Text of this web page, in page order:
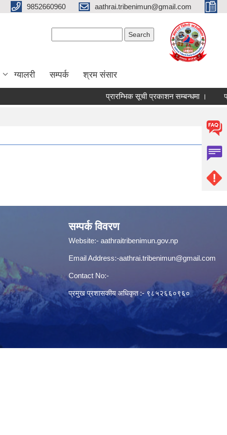
9852660960 aathrai.tribenimun@gmail.com
ग्यालरी सम्पर्क श्रम संसार
प्रारम्भिक सूची प्रकाशन सम्बन्धमा ।
सम्पर्क विवरण
Website:- aathraitribenimun.gov.np
Email Address:-aathrai.tribenimun@gmail.com
Contact No:-
प्रमुख प्रशासकीय अधिकृत :- ९८५२६६०९६०